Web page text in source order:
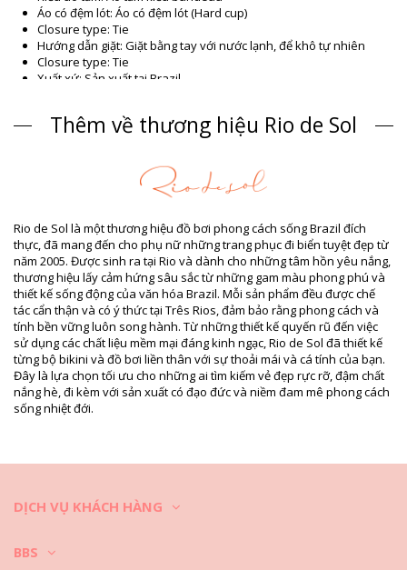
Áo có đệm lót: Áo có đệm lót (Hard cup)
Closure type: Tie
Hướng dẫn giặt: Giặt bằng tay với nước lạnh, để khô tự nhiên
Closure type: Tie
Xuất xứ: Sản xuất tại Brazil
Thành phần
Lớp vải lót: 100% Polyamide
Thông tin sản phẩm
Bộ phận: Nữ, Bikini Top
Gói hàng bao gồm: 1 x Bikini Top (Các phụ kiện khác không đi
kèm)
HS CODE: 6112.41.0010
SKU: 1981095300
EAN: XS (7899810041128), S (7899810041135), M (7899810041142),
L (7899810041159), XL (7899810041166)
Họa tiết tham khảo: RDS 2016 CORUJAS
Trọng lượng: 55g / 0.12lb / 1.94oz
Họa tiết in có thể không giống hệt mẫu và thay đổi theo kiểu cắt
Hình ảnh đã qua chỉnh sửa
Hướng dẫn giặt & bảo quản
bằng vải chất lượng cao là điều kiện bắt buộc để một bộ bikini có thể
Thêm về thương hiệu Rio de Sol
Rio de Sol là một thương hiệu đồ bơi phong cách sống Brazil đích
thực, đã mang đến cho phụ nữ những trang phục đi biển tuyệt đẹp từ
năm 2005. Được sinh ra tại Rio và dành cho những tâm hồn yêu nắng,
thương hiệu lấy cảm hứng sâu sắc từ những gam màu phong phú và
thiết kế sống động của văn hóa Brazil. Mỗi sản phẩm đều được chế
tác cẩn thận và có ý thức tại Três Rios, đảm bảo rằng phong cách và
tính bền vững luôn song hành. Từ những thiết kế quyến rũ đến việc
sử dụng các chất liệu mềm mại đáng kinh ngạc, Rio de Sol đã thiết kế
từng bộ bikini và đồ bơi liền thân với sự thoải mái và cá tính của bạn.
Đây là lựa chọn tối ưu cho những ai tìm kiếm vẻ đẹp rực rỡ, đậm chất
nắng hè, đi kèm với sản xuất có đạo đức và niềm đam mê phong cách
sống nhiệt đới.
DỊCH VỤ KHÁCH HÀNG
BBS